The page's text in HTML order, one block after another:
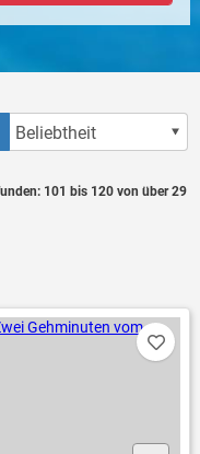
101 bis 120 von über 29